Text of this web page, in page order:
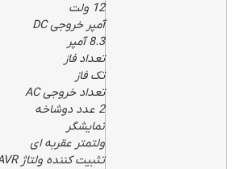
12 ولت
آمپر خروجی DC
8.3 آمپر
تعداد فاز
تک فاز
تعداد خروجی AC
2 عدد دوشاخه
نمایشگر
ولتمتر عقربه ای
تثبیت کننده ولتاژ AVR